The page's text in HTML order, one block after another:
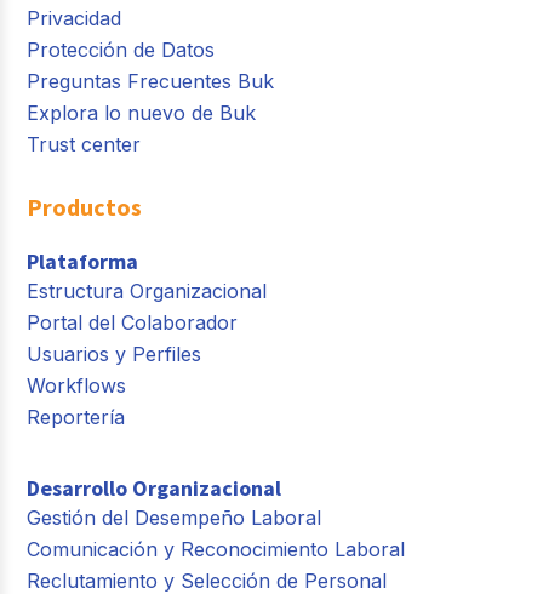
Privacidad
Protección de Datos
Preguntas Frecuentes Buk
Explora lo nuevo de Buk
Trust center
Productos
Plataforma
Estructura Organizacional
Portal del Colaborador
Usuarios y Perfiles
Workflows
Reportería
Desarrollo Organizacional
Gestión del Desempeño Laboral
Comunicación y Reconocimiento Laboral
Reclutamiento y Selección de Personal